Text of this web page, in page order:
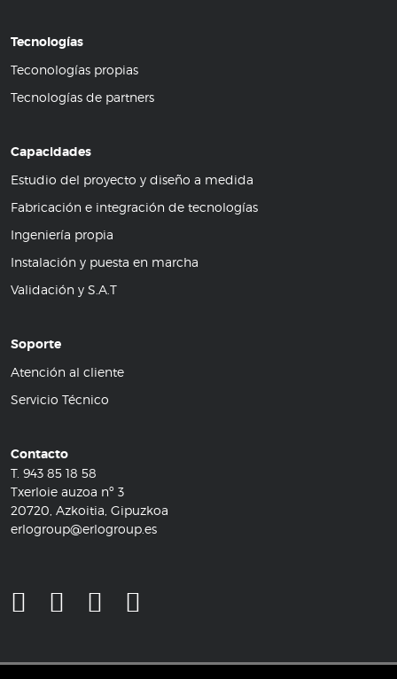
Tecnologías
Teconologías propias
Tecnologías de partners
Capacidades
Estudio del proyecto y diseño a medida
Fabricación e integración de tecnologías
Ingeniería propia
Instalación y puesta en marcha
Validación y S.A.T
Soporte
Atención al cliente
Servicio Técnico
Contacto
T. 943 85 18 58
Txerloie auzoa nº 3
20720, Azkoitia, Gipuzkoa
erlogroup@erlogroup.es